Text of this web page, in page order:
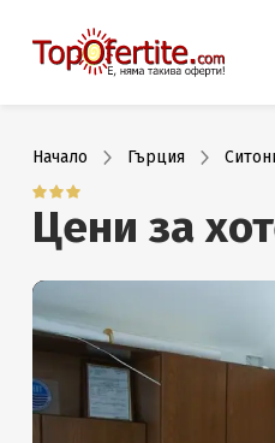
Начало Гърция
Цени за